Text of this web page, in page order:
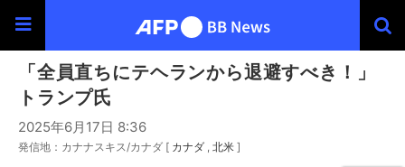
「全員直ちにテヘランから退避すべき！」
トランプ氏
2025年6月17日 8:36
発信地：カナナスキス/カナダ [ カナダ 北米 ]